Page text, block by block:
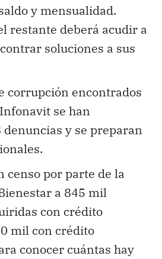
y mensualidad.
restante deberá acudir a
soluciones a sus
corrupción encontrados
se han
y se preparan
censo por parte de la
a 845 mil
con crédito
mil con crédito
conocer cuántas hay